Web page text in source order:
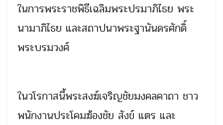
ในการพระราชพิธีเฉลิมพระปรมาภิไธย พระ
นามาภิไธย และสถาปนาพระฐานันดรศักดิ์
พระบรมวงศ์
ในวโรกาสนี้พระสงฆ์เจริญชัยมงคลคาถา ชาว
พนักงานประโคมฆ้องชัย สังข์ แตร และ